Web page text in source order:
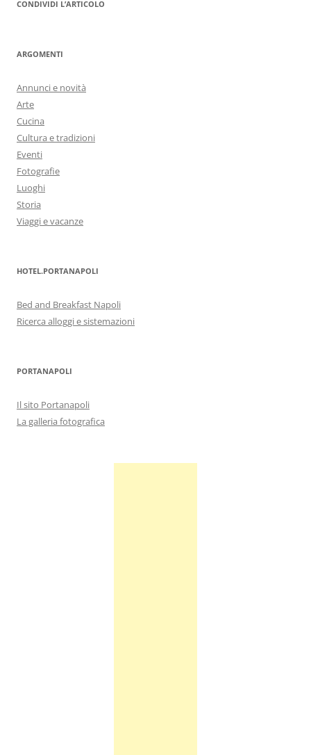
CONDIVIDI L’ARTICOLO
ARGOMENTI
Annunci e novità
Arte
Cucina
Cultura e tradizioni
Eventi
Fotografie
Luoghi
Storia
Viaggi e vacanze
HOTEL.PORTANAPOLI
Bed and Breakfast Napoli
Ricerca alloggi e sistemazioni
PORTANAPOLI
Il sito Portanapoli
La galleria fotografica